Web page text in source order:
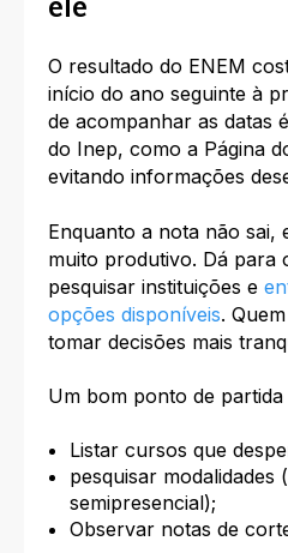
O resultado do ENEM
início do ano seguinte à
de acompanhar as datas
do Inep, como a Página
evitando informações
Enquanto a nota não sai,
muito produtivo. Dá para
pesquisar instituições e
opções disponíveis.
tomar decisões mais
Um bom ponto de partida
Listar cursos que
pesquisar modalidades
semipresencial);
Observar notas de